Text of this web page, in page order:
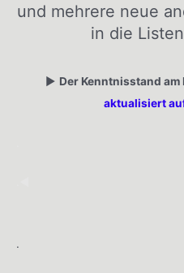
und mehrere neue
in die
▶️ Der Kenntnisstand
aktualisiert
.